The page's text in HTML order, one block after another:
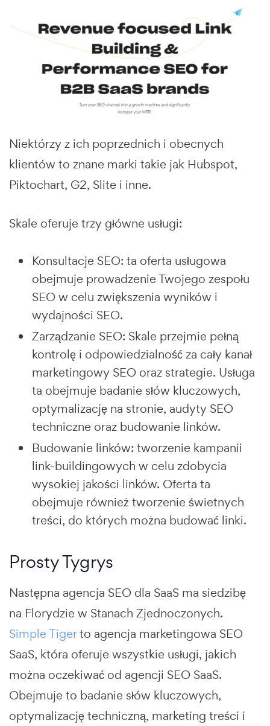
Niektórzy z ich poprzednich i obecnych
klientów to znane marki takie jak Hubspot,
Piktochart, G2, Slite i inne.
Skale oferuje trzy główne usługi:
Konsultacje SEO: ta oferta usługowa
obejmuje prowadzenie Twojego zespołu
SEO w celu zwiększenia wyników i
wydajności SEO.
Zarządzanie SEO: Skale przejmie pełną
kontrolę i odpowiedzialność za cały kanał
marketingowy SEO oraz strategie. Usługa
ta obejmuje badanie słów kluczowych,
optymalizację na stronie, audyty SEO
techniczne oraz budowanie linków.
Budowanie linków: tworzenie kampanii
link-buildingowych w celu zdobycia
wysokiej jakości linków. Oferta ta
obejmuje również tworzenie świetnych
treści, do których można budować linki.
Prosty Tygrys
Następna agencja SEO dla SaaS ma siedzibę
na Florydzie w Stanach Zjednoczonych.
Simple Tigerto agencja marketingowa SEO
SaaS, która oferuje wszystkie usługi, jakich
można oczekiwać od agencji SEO SaaS.
Obejmuje to badanie słów kluczowych,
optymalizację techniczną, marketing treści i